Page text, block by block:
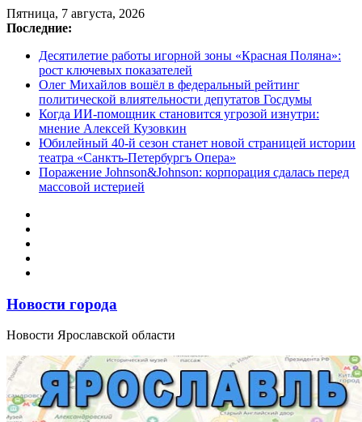
Перейти
к
Пятница, 7 августа, 2026
Последние:
Десятилетие работы игорной зоны «Красная Поляна»:
рост ключевых показателей
Олег Михайлов вошёл в федеральный рейтинг
политической влиятельности депутатов Госдумы
Когда ИИ-помощник становится угрозой изнутри:
мнение Алексей Кузовкин
Юбилейный 40-й сезон станет новой страницей истории
театра «Санктъ-Петербургъ Опера»
Поражение Johnson&Johnson: корпорация сдалась перед
массовой истерией
Новости города
Новости Ярославской области